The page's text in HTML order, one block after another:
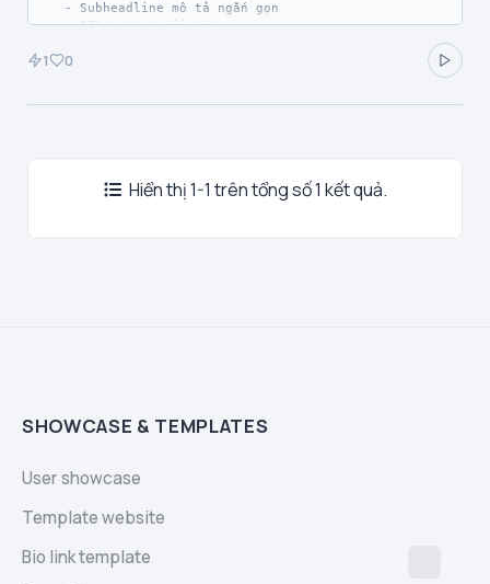
   - CTA button nổi bật
1 0
Hiển thị 1-1 trên tổng số 1 kết quả.
SHOWCASE & TEMPLATES
User showcase
Template website
Bio link template